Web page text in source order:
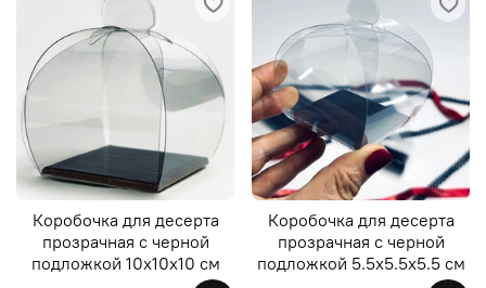
Коробочка для десерта
прозрачная с черной
подложкой 10х10х10 см
Коробочка для десерта
прозрачная с черной
подложкой 5.5х5.5х5.5 см